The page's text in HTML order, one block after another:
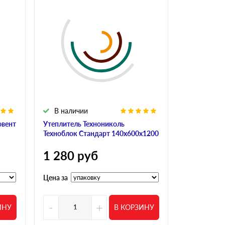
Утеплитель Технониколь
Техноблок Стандарт 140х600х1200
В наличии
1 280 руб
Цена за
- + В КОРЗИНУ